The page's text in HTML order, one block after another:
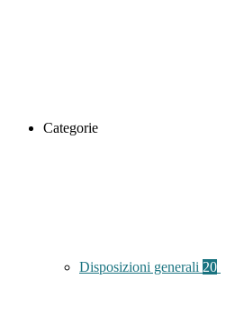
Categorie
Disposizioni generali 20